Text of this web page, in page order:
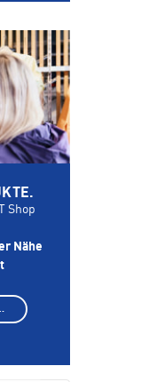
Shop
Nähe
ANZEIGEN